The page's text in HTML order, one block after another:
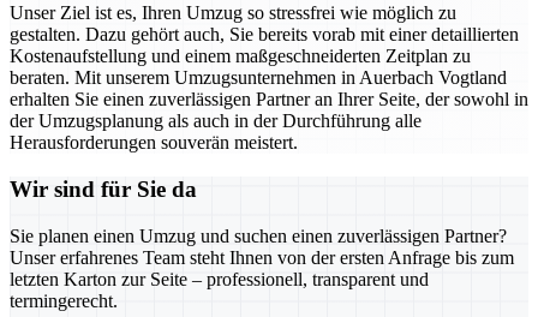
Unser Ziel ist es, Ihren Umzug so stressfrei wie möglich zu
gestalten. Dazu gehört auch, Sie bereits vorab mit einer detaillierten
Kostenaufstellung und einem maßgeschneiderten Zeitplan zu
beraten. Mit unserem Umzugsunternehmen in Auerbach Vogtland
erhalten Sie einen zuverlässigen Partner an Ihrer Seite, der sowohl in
der Umzugsplanung als auch in der Durchführung alle
Herausforderungen souverän meistert.
Wir sind für Sie da
Sie planen einen Umzug und suchen einen zuverlässigen Partner?
Unser erfahrenes Team steht Ihnen von der ersten Anfrage bis zum
letzten Karton zur Seite – professionell, transparent und
termingerecht.